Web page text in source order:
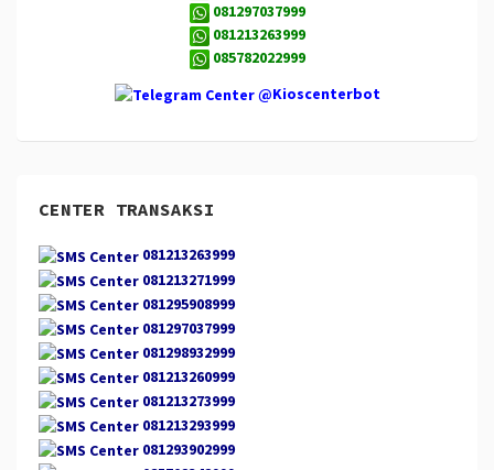
081297037999
081213263999
085782022999
@Kioscenterbot
CENTER TRANSAKSI
081213263999
081213271999
081295908999
081297037999
081298932999
081213260999
081213273999
081213293999
081293902999